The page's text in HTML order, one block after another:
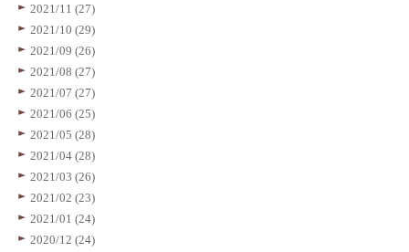
2021/11 (27)
2021/10 (29)
2021/09 (26)
2021/08 (27)
2021/07 (27)
2021/06 (25)
2021/05 (28)
2021/04 (28)
2021/03 (26)
2021/02 (23)
2021/01 (24)
2020/12 (24)